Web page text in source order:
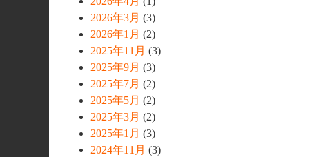
2026年3月 (3)
2026年1月 (2)
2025年11月 (3)
2025年9月 (3)
2025年7月 (2)
2025年5月 (2)
2025年3月 (2)
2025年1月 (3)
2024年11月 (3)